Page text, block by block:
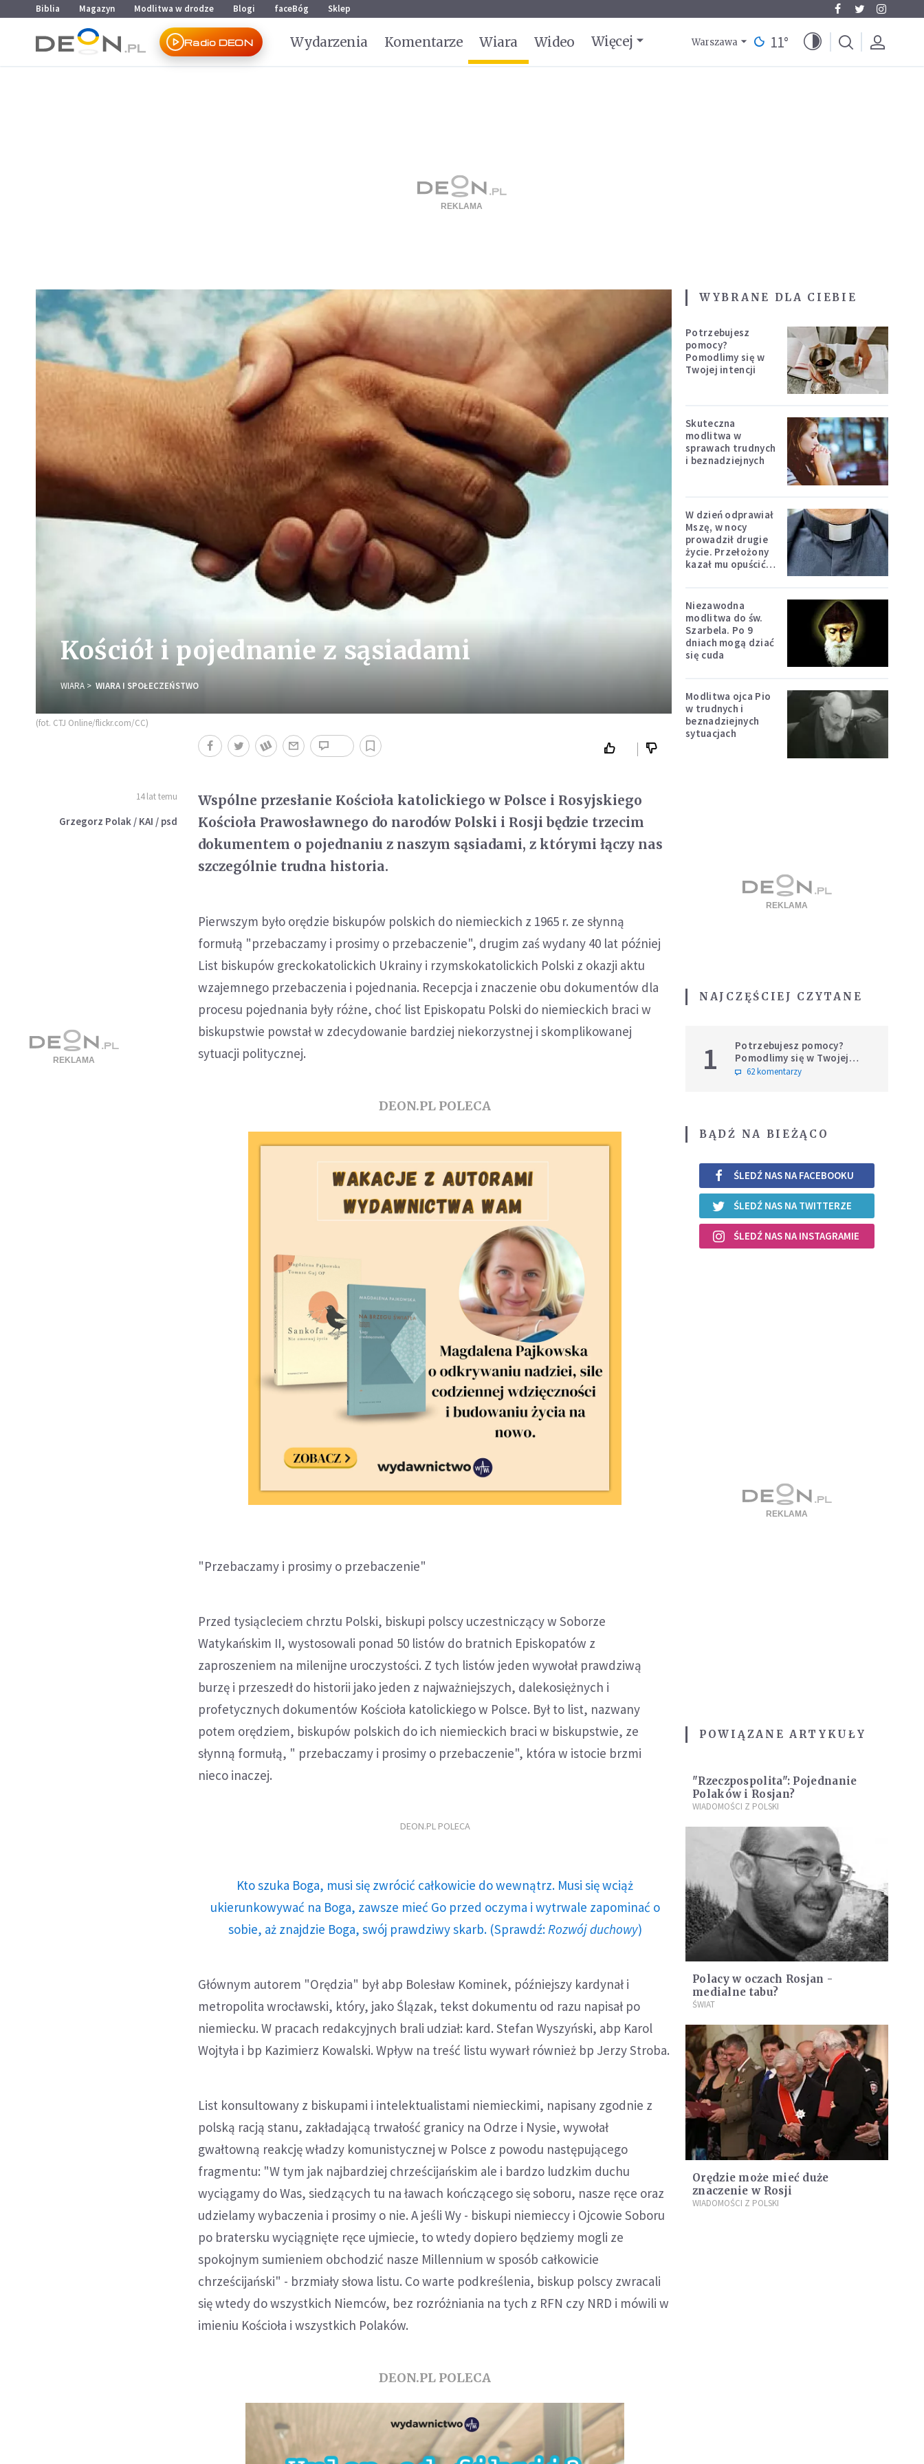
Przejdź do menu głównego
Przejdź do treści
Biblia Magazyn Modlitwa w drodze Blogi faceBóg Sklep
Radio DEON Wydarzenia Komentarze Wiara Wideo Więcej Warszawa 11°
Kościół i pojednanie z sąsiadami
WIARA WIARA I SPOŁECZEŃSTWO
(fot. CTJ Online/flickr.com/CC)
14 lat temu
Grzegorz Polak / KAI / psd
Wspólne przesłanie Kościoła katolickiego w Polsce i Rosyjskiego
Kościoła Prawosławnego do narodów Polski i Rosji będzie trzecim
dokumentem o pojednaniu z naszym sąsiadami, z którymi łączy nas
szczególnie trudna historia.
Pierwszym było orędzie biskupów polskich do niemieckich z 1965 r. ze słynną
formułą "przebaczamy i prosimy o przebaczenie", drugim zaś wydany 40 lat później
List biskupów greckokatolickich Ukrainy i rzymskokatolickich Polski z okazji aktu
wzajemnego przebaczenia i pojednania. Recepcja i znaczenie obu dokumentów dla
procesu pojednania były różne, choć list Episkopatu Polski do niemieckich braci w
biskupstwie powstał w zdecydowanie bardziej niekorzystnej i skomplikowanej
sytuacji politycznej.
DEON.PL POLECA
"Przebaczamy i prosimy o przebaczenie"
Przed tysiącleciem chrztu Polski, biskupi polscy uczestniczący w Soborze
Watykańskim II, wystosowali ponad 50 listów do bratnich Episkopatów z
zaproszeniem na milenijne uroczystości. Z tych listów jeden wywołał prawdziwą
burzę i przeszedł do historii jako jeden z najważniejszych, dalekosiężnych i
profetycznych dokumentów Kościoła katolickiego w Polsce. Był to list, nazwany
potem orędziem, biskupów polskich do ich niemieckich braci w biskupstwie, ze
słynną formułą, " przebaczamy i prosimy o przebaczenie", która w istocie brzmi
nieco inaczej.
DEON.PL POLECA
Kto szuka Boga, musi się zwrócić całkowicie do wewnątrz. Musi się wciąż
ukierunkowywać na Boga, zawsze mieć Go przed oczyma i wytrwale zapominać o
sobie, aż znajdzie Boga, swój prawdziwy skarb. (Sprawdź: Rozwój duchowy)
Głównym autorem "Orędzia" był abp Bolesław Kominek, późniejszy kardynał i
metropolita wrocławski, który, jako Ślązak, tekst dokumentu od razu napisał po
niemiecku. W pracach redakcyjnych brali udział: kard. Stefan Wyszyński, abp Karol
Wojtyła i bp Kazimierz Kowalski. Wpływ na treść listu wywarł również bp Jerzy Stroba.
List konsultowany z biskupami i intelektualistami niemieckimi, napisany zgodnie z
polską racją stanu, zakładającą trwałość granicy na Odrze i Nysie, wywołał
gwałtowną reakcję władzy komunistycznej w Polsce z powodu następującego
fragmentu: "W tym jak najbardziej chrześcijańskim ale i bardzo ludzkim duchu
wyciągamy do Was, siedzących tu na ławach kończącego się soboru, nasze ręce oraz
udzielamy wybaczenia i prosimy o nie. A jeśli Wy - biskupi niemieccy i Ojcowie Soboru
po bratersku wyciągnięte ręce ujmiecie, to wtedy dopiero będziemy mogli ze
spokojnym sumieniem obchodzić nasze Millennium w sposób całkowicie
chrześcijański" - brzmiały słowa listu. Co warte podkreślenia, biskup polscy zwracali
się wtedy do wszystkich Niemców, bez rozróżniania na tych z RFN czy NRD i mówili w
imieniu Kościoła i wszystkich Polaków.
DEON.PL POLECA
WYBRANE DLA CIEBIE
Potrzebujesz
pomocy?
Pomodlimy się w
Twojej intencji
Skuteczna
modlitwa w
sprawach trudnych
i beznadziejnych
W dzień odprawiał
Mszę, w nocy
prowadził drugie
życie. Przełożony
kazał mu opuścić
Niezawodna
modlitwa do św.
Szarbela. Po 9
dniach mogą dziać
się cuda
Modlitwa ojca Pio
w trudnych i
beznadziejnych
sytuacjach
NAJCZĘŚCIEJ CZYTANE
1
Potrzebujesz pomocy?
Pomodlimy się w Twojej
intencji
62 komentarzy
BĄDŹ NA BIEŻĄCO
ŚLEDŹ NAS NA FACEBOOKU
ŚLEDŹ NAS NA TWITTERZE
ŚLEDŹ NAS NA INSTAGRAMIE
POWIĄZANE ARTYKUŁY
"Rzeczpospolita": Pojednanie
Polaków i Rosjan?
WIADOMOŚCI Z POLSKI
Polacy w oczach Rosjan -
medialne tabu?
ŚWIAT
Orędzie może mieć duże
znaczenie w Rosji
WIADOMOŚCI Z POLSKI